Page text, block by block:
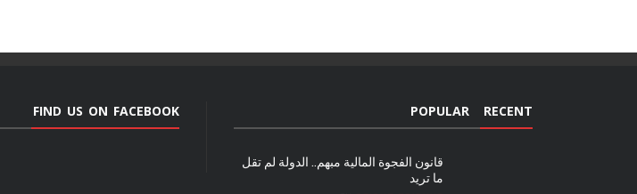
RECENT
POPULAR
قانون الفجوة المالية مبهم.. الدولة لم تقل
ما تريد
FIND US ON FACEBOOK